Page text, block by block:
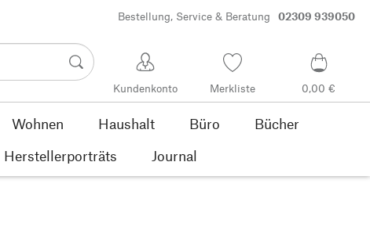
Bestellung, Service & Beratung 02309 939050
Kundenkonto Merkliste 0,00 €
Wohnen Haushalt Büro
Bücher
Herstellerporträts Journal